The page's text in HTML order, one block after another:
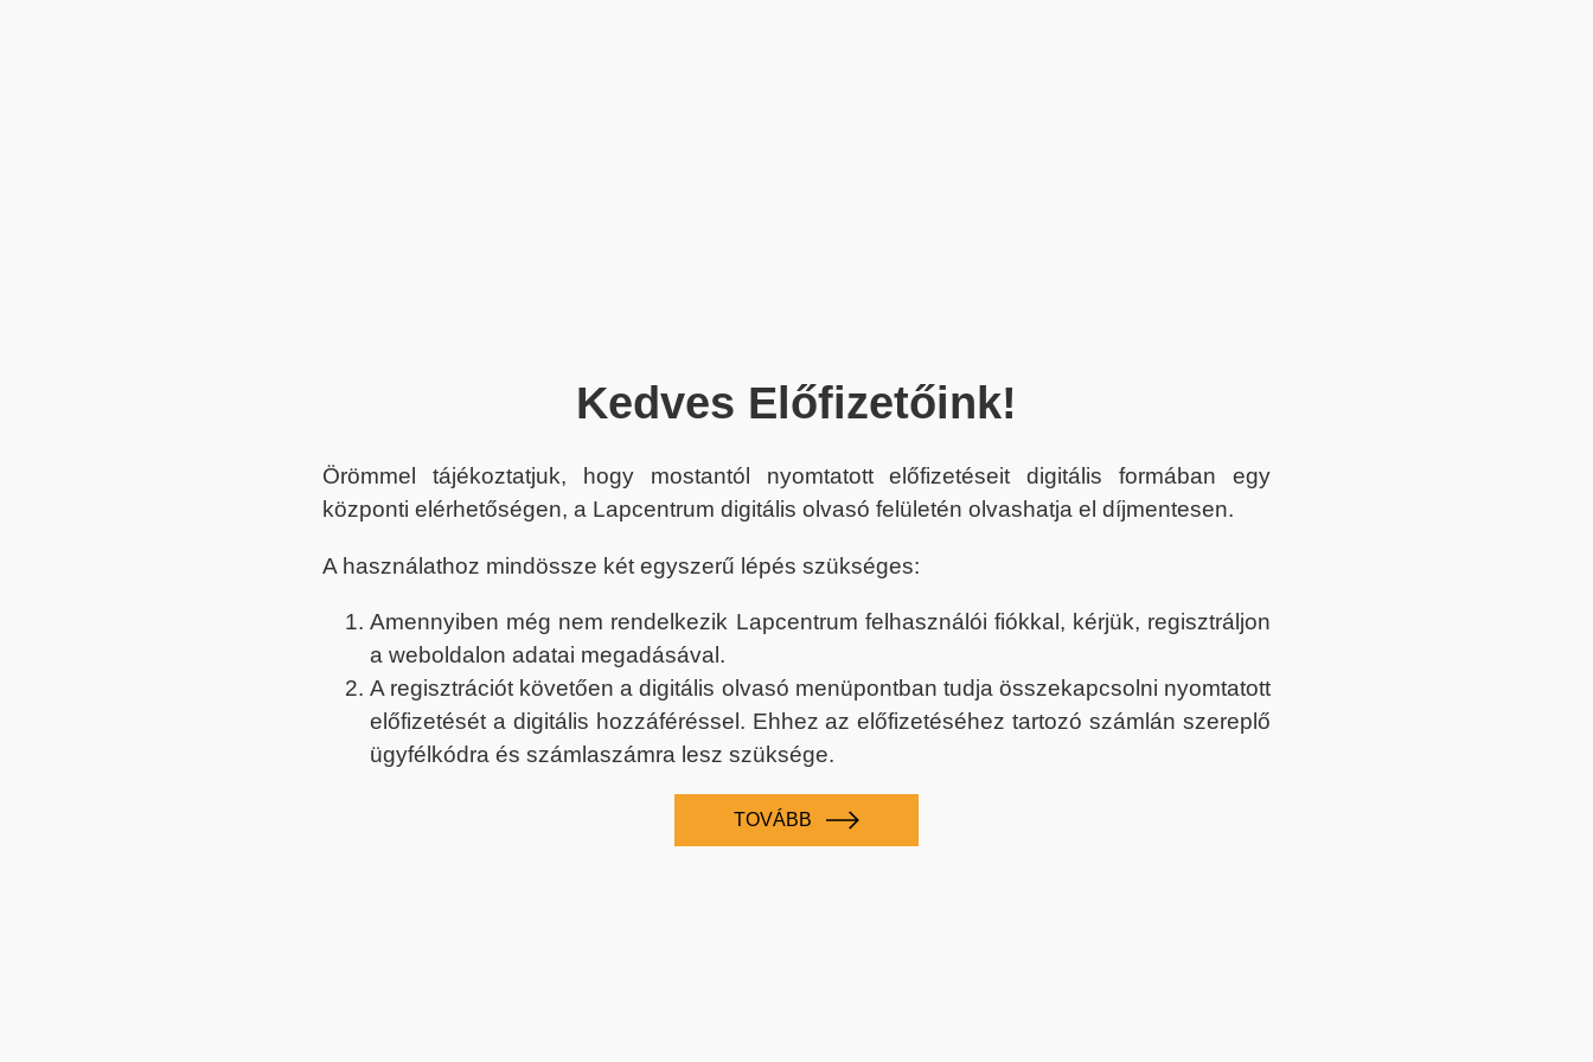
Kedves Előfizetőink!
Örömmel tájékoztatjuk, hogy mostantól nyomtatott előfizetéseit digitális formában egy
központi elérhetőségen, a Lapcentrum digitális olvasó felületén olvashatja el díjmentesen.
A használathoz mindössze két egyszerű lépés szükséges:
Amennyiben még nem rendelkezik Lapcentrum felhasználói fiókkal, kérjük, regisztráljon
a weboldalon adatai megadásával.
A regisztrációt követően a digitális olvasó menüpontban tudja összekapcsolni nyomtatott
előfizetését a digitális hozzáféréssel. Ehhez az előfizetéséhez tartozó számlán szereplő
ügyfélkódra és számlaszámra lesz szüksége.
TOVÁBB